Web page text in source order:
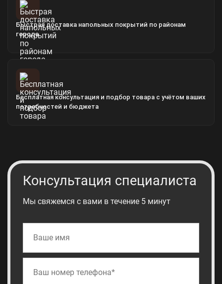
Быстрая доставка напольных покрытий по районам
города
Бесплатная консультация и подбор товара с учётом ваших
потребностей и бюджета
Консультация специалиста
Мы свяжемся с вами в течение 5 минут